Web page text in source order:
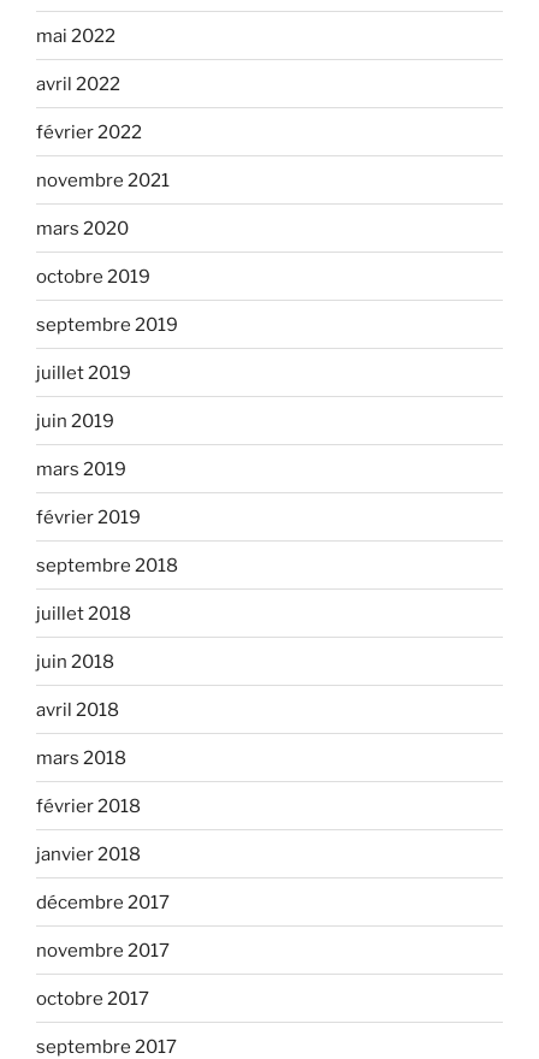
mai 2022
avril 2022
février 2022
novembre 2021
mars 2020
octobre 2019
septembre 2019
juillet 2019
juin 2019
mars 2019
février 2019
septembre 2018
juillet 2018
juin 2018
avril 2018
mars 2018
février 2018
janvier 2018
décembre 2017
novembre 2017
octobre 2017
septembre 2017